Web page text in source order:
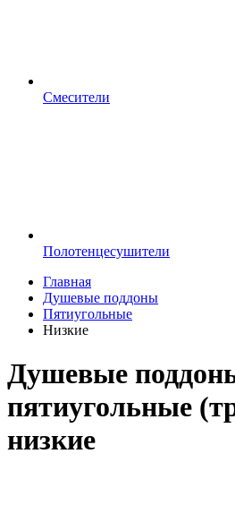
Смесители
Полотенцесушители
Главная
Душевые поддоны
Пятиугольные
Низкие
Душевые
пятиугольные
низкие